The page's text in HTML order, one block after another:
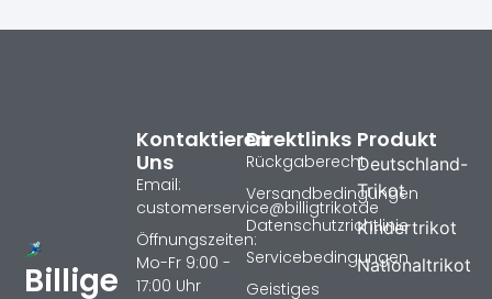
Billige
Produkt
Deutschland-
Trikot
Kindertrikot
Nationaltrikot
Direktlinks
Rückgaberecht
Versandbedingungen
Datenschutzrichtlinie
Servicebedingungen
Geistiges
Kontaktieren
Uns
Email:
customerservice@billigtrikotde
Öffnungszeiten:
Mo-Fr 9:00 -
17:00 Uhr